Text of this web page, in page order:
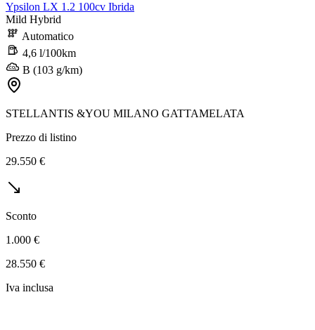
Ypsilon LX 1.2 100cv Ibrida
Mild Hybrid
Automatico
4,6 l/100km
B (103 g/km)
STELLANTIS &YOU MILANO GATTAMELATA
Prezzo di listino
29.550 €
Sconto
1.000 €
28.550 €
Iva inclusa